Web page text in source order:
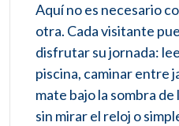
Aquí no es necesario
otra. Cada visitante
disfrutar su jornada:
piscina, caminar entre
mate bajo la sombra
sin mirar el reloj o